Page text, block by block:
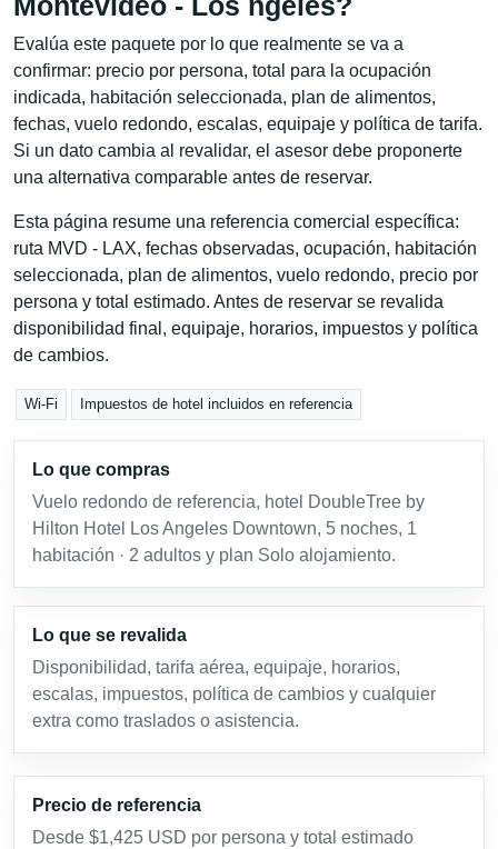
Evalúa este paquete por lo que realmente se va a
confirmar: precio por persona, total para la ocupación
indicada, habitación seleccionada, plan de alimentos,
fechas, vuelo redondo, escalas, equipaje y política de tarifa.
Si un dato cambia al revalidar, el asesor debe proponerte
una alternativa comparable antes de reservar.
Esta página resume una referencia comercial específica:
ruta MVD - LAX, fechas observadas, ocupación, habitación
seleccionada, plan de alimentos, vuelo redondo, precio por
persona y total estimado. Antes de reservar se revalida
disponibilidad final, equipaje, horarios, impuestos y política
de cambios.
Wi-Fi Impuestos de hotel incluidos en referencia
Lo que compras
Vuelo redondo de referencia, hotel DoubleTree by
Hilton Hotel Los Angeles Downtown, 5 noches, 1
habitación · 2 adultos y plan Solo alojamiento.
Lo que se revalida
Disponibilidad, tarifa aérea, equipaje, horarios,
escalas, impuestos, política de cambios y cualquier
extra como traslados o asistencia.
Precio de referencia
Desde $1,425 USD por persona y total estimado